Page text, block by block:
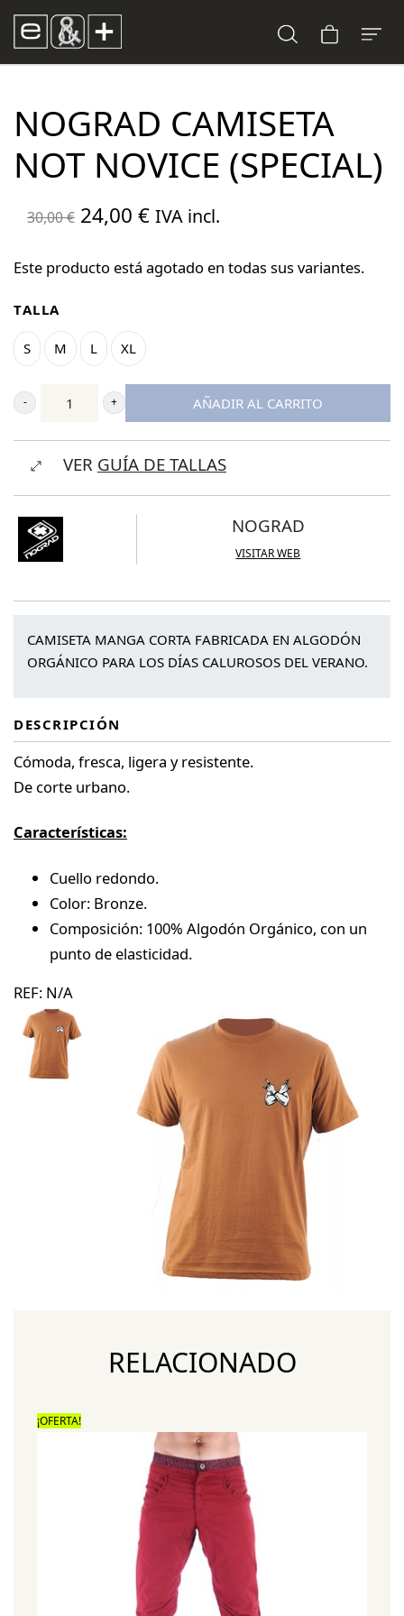
NOGRAD CAMISETA
NOT NOVICE (SPECIAL)
30,00€ El
original
30,00 €.
24,00 €El
actual
IVA incl.
Este producto está agotado en todas sus variantes.
TALLA
S M L XL
Nograd
Camiseta
Not
(Special)
cantidad
AÑADIR AL CARRITO
VER GUÍA DE TALLAS
NOGRAD
VISITAR WEB
CAMISETA MANGA CORTA FABRICADA EN ALGODÓN
ORGÁNICO PARA LOS DÍAS CALUROSOS DEL VERANO.
DESCRIPCIÓN
Cómoda, fresca, ligera y resistente.
De corte urbano.
Características:
Cuello redondo.
Color: Bronze.
Composición: 100% Algodón Orgánico, con un
punto de elasticidad.
REF: N/A
RELACIONADO
¡OFERTA!